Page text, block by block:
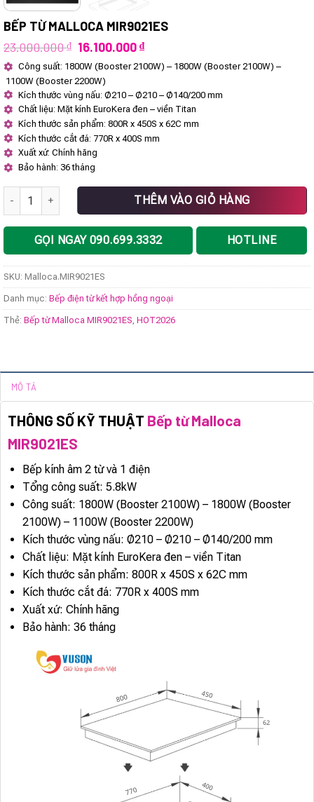
BẾP TỪ MALLOCA MIR9021ES
23.000.000₫ Giá
gốc
là:
23.000.000 ₫.
16.100.000₫Giá
hiện
tại
16.100.000 ₫.
Công suất: 1800W (Booster 2100W) – 1800W (Booster 2100W) –
1100W (Booster 2200W)
Kích thước vùng nấu: Ø210 – Ø210 – Ø140/200 mm
Chất liệu: Mặt kính EuroKera đen – viền Titan
Kích thước sản phẩm: 800R x 450S x 62C mm
Kích thước cắt đá: 770R x 400S mm
Xuất xứ: Chính hãng
Bảo hành: 36 tháng
Bếp từ Malloca MIR9021ES số lượngTHÊM VÀO GIỎ HÀNG
GỌI NGAY 090.699.3332 HOTLINE
SKU: Malloca.MIR9021ES
Danh mục: Bếp điện từ kết hợp hồng ngoại
Thẻ: Bếp từ Malloca MIR9021ES HOT2026
MÔ TẢ
THÔNG SỐ KỸ THUẬT Bếp từ Malloca
MIR9021ES
Bếp kính âm 2 từ và 1 điện
Tổng công suất: 5.8kW
Công suất: 1800W (Booster 2100W) – 1800W (Booster
2100W) – 1100W (Booster 2200W)
Kích thước vùng nấu: Ø210 – Ø210 – Ø140/200 mm
Chất liệu: Mặt kính EuroKera đen – viền Titan
Kích thước sản phẩm: 800R x 450S x 62C mm
Kích thước cắt đá: 770R x 400S mm
Xuất xứ: Chính hãng
Bảo hành: 36 tháng